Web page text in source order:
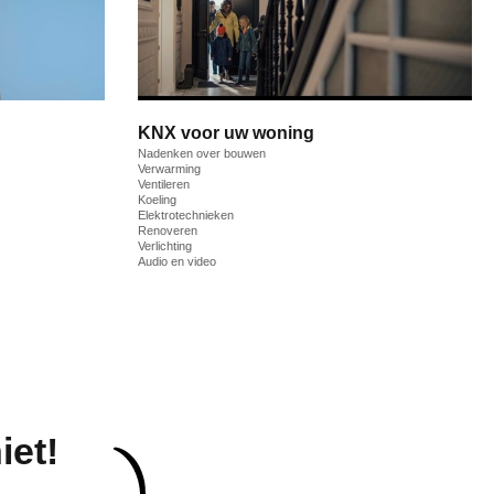
KNX voor uw woning
Nadenken over bouwen
Verwarming
Ventileren
Koeling
Elektrotechnieken
Renoveren
Verlichting
Audio en video